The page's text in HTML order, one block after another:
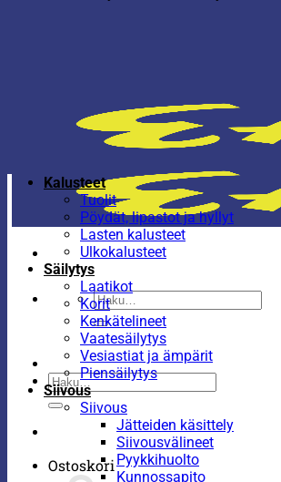
Etsi:
Etsi:
Ostoskori
Kalusteet
Tuolit
Pöydät, lipastot ja hyllyt
Lasten kalusteet
Ulkokalusteet
Säilytys
Laatikot
Korit
Kenkätelineet
Vaatesäilytys
Vesiastiat ja ämpärit
Piensäilytys
Siivous
Siivous
Jätteiden käsittely
Siivousvälineet
Pyykkihuolto
Kunnossapito